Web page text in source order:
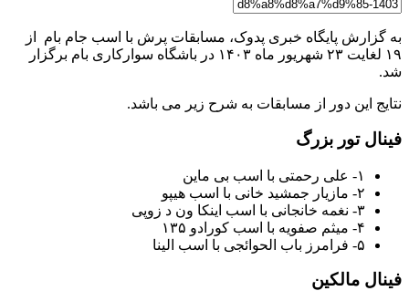
به گزارش پایگاه خبری پدوک، مسابقات پرش با اسب جام بام از
۱۹ لغایت ۲۳ شهریور ماه ۱۴۰۳ در باشگاه سوارکاری بام برگزار
شد.
نتایج این دور از مسابقات به شرح زیر می باشد.
فینال تور بزرگ
۱- علی رحمتی با اسب بی ماین
۲- مازیار جمشید خانی با اسب هیپو
۳- نغمه خانجانی با اسب اینکا ون د زوپی
۴- میثم صفویه با اسب کورادو ۱۳۵
۵- فرامرز باب الحوائجی با اسب الینا
فینال مالکین